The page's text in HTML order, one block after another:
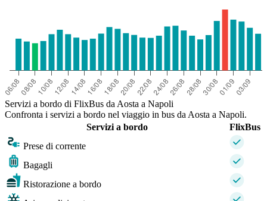
Servizi a bordo di FlixBus da Aosta a Napoli
Confronta i servizi a bordo nel viaggio in bus da Aosta a Napoli.
Servizi a bordo
FlixBus
Prese di corrente
Bagagli
Ristorazione a bordo